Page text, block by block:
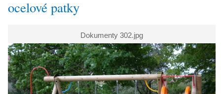
ocelové patky
Dokumenty 302.jpg